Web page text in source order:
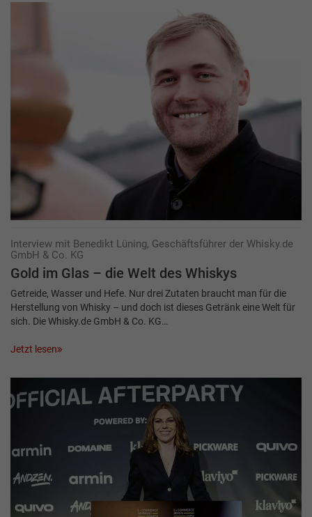
Interview mit Benedikt Lüning, Geschäftsführer der Whisky.de
GmbH & Co. KG
Gold im Glas – die Welt des Whiskys
Getreide, Wasser und Hefe. Nur drei Zutaten braucht man für die
Herstellung von Whisky – und doch ist dieses Getränk eine Welt für
sich. Die Whisky.de GmbH & Co. KG…
Jetzt lesen